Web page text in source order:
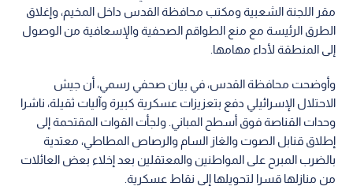
مقر اللجنة الشعبية ومكتب محافظة القدس داخل المخيم، وإغلاق
الطرق الرئيسة مع منع الطواقم الصحفية والإسعافية من الوصول
إلى المنطقة لأداء مهامها.
وأوضحت محافظة القدس، في بيان صحفي رسمي، أن جيش
الاحتلال الإسرائيلي دفع بتعزيزات عسكرية كبيرة وآليات ثقيلة، ناشرا
وحدات القناصة فوق أسطح المباني. ولجأت القوات المقتحمة إلى
إطلاق قنابل الصوت والغاز السام والرصاص المطاطي، معتدية
بالضرب المبرح على المواطنين والمعتقلين بعد إخلاء بعض العائلات
من منازلها قسرا لتحويلها إلى نقاط عسكرية.